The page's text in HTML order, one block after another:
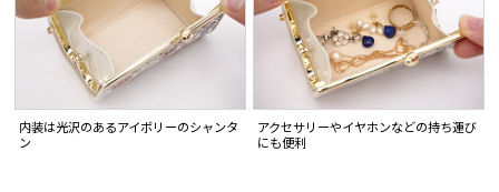
内装は光沢のあるアイボリーのシャンタ
ン
アクセサリーやイヤホンなどの持ち運び
にも便利